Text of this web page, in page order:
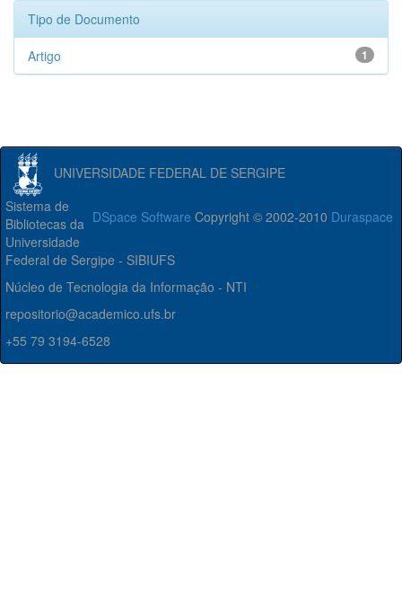
Tipo de Documento
1
Artigo
UNIVERSIDADE FEDERAL DE SERGIPE
DSpace Software Copyright © 2002-2010 Duraspace
Sistema de
Bibliotecas da
Universidade
Federal de Sergipe - SIBIUFS
Núcleo de Tecnologia da Informação - NTI
repositorio@academico.ufs.br
+55 79 3194-6528